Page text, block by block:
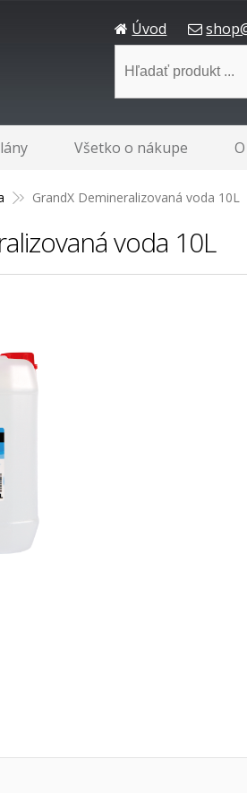
Úvod
GrandX Demineralizovaná voda 10L
voda 10L
Všetko o nákupe